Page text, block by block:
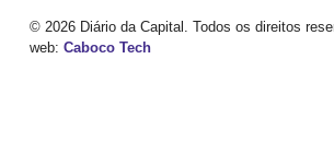
© 2026 Diário da Capital. Todos os direitos
web: Caboco Tech